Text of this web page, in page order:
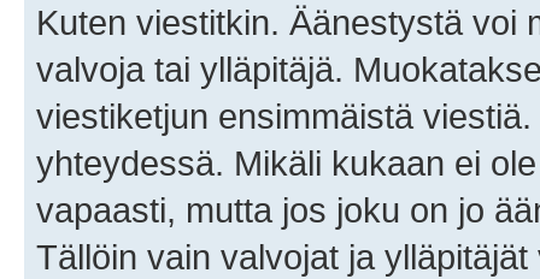
Kuten viestitkin. Äänestystä voi
valvoja tai ylläpitäjä.
viestiketjun ensimmäistä
yhteydessä. Mikäli kukaan ei
vapaasti, mutta jos joku on jo
Tällöin vain valvojat ja